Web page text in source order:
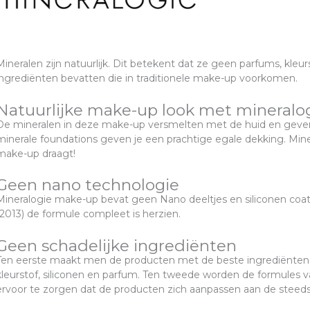
zijn natuurlijk. Dit betekent dat ze geen parfums,
bevatten die in traditionele make-up voorkomen.
make-up look met
mineralen in deze make-up versmelten met de huid en
foundations geven je een prachtige egale dekking.
up draagt!
nano technologie
make-up bevat geen Nano deeltjes en siliconen
de formule compleet is herzien.
schadelijke ingrediënten
eerste maakt men de producten met de beste
siliconen en parfum. Ten tweede worden de formules
te zorgen dat de producten zich aanpassen aan de